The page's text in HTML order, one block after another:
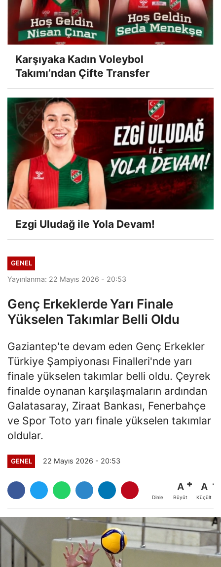
Karşıyaka Kadın Voleybol
Takımı’ndan Çifte Transfer
Ezgi Uludağ ile Yola Devam!
GENEL
Yayınlanma: 22 Mayıs 2026 - 20:53
Genç Erkeklerde Yarı Finale
Yükselen Takımlar Belli Oldu
Gaziantep'te devam eden Genç Erkekler
Türkiye Şampiyonası Finalleri'nde yarı
finale yükselen takımlar belli oldu. Çeyrek
finalde oynanan karşılaşmaların ardından
Galatasaray, Ziraat Bankası, Fenerbahçe
ve Spor Toto yarı finale yükselen takımlar
oldular.
GENEL 22 Mayıs 2026 - 20:53
Dinle
A
Büyüt
A
Küçült